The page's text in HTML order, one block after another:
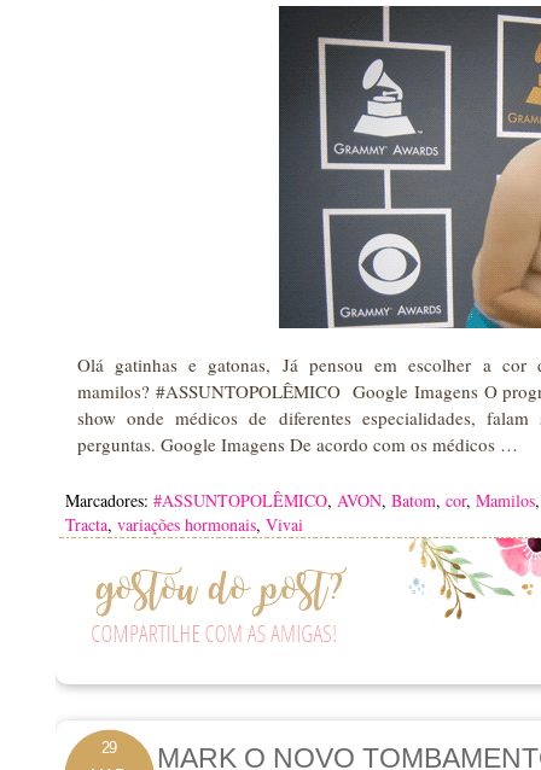
Olá gatinhas e gatonas, Já pensou em escolher a
mamilos? #ASSUNTOPOLÊMICO Google Imagens O
show onde médicos de diferentes especialidades,
perguntas. Google Imagens De acordo com os médicos …
Marcadores: #ASSUNTOPOLÊMICO, AVON, Batom, cor, Mamilos
Tracta, variações hormonais, Vivai
29
MARK O NOVO